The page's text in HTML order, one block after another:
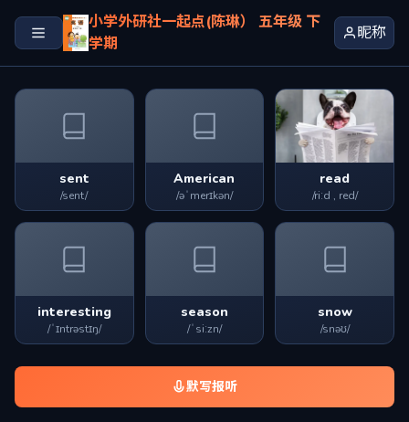
小学外研社一起点(陈琳） 五年级 下
学期
昵称
sent
/sent/
American
/əˈmerɪkən/
read
/riːd , red/
interesting
/ˈɪntrəstɪŋ/
season
/ˈsiːzn/
snow
/snəʊ/
默写报听